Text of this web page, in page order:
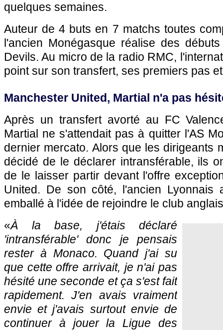
quelques semaines.
Auteur de 4 buts en 7 matchs toutes
l'ancien Monégasque réalise des
Devils. Au micro de la radio RMC,
point sur son transfert, ses premiers pas
Manchester United, Martial n'a pas
Après un transfert avorté au FC
Martial ne s'attendait pas à quitter l'AS
dernier mercato. Alors que les dirigeants
décidé de le déclarer intransférable, ils
de le laisser partir devant l'offre
United. De son côté, l'ancien Lyonnais
emballé à l'idée de rejoindre le club
«À la base, j'étais déclaré
'intransférable' donc je pensais
rester à Monaco. Quand j'ai su
que cette offre arrivait, je n'ai pas
hésité une seconde et ça s'est fait
rapidement. J'en avais vraiment
envie et j'avais surtout envie de
continuer à jouer la Ligue des